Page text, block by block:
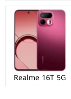
Realme 16T 5G